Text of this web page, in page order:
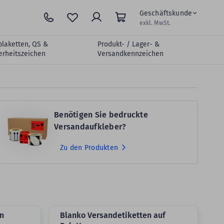
Geschäftskunde
exkl. MwSt.
QS &
Produkt- / Lager- &
Versandkennzeichen
Benötigen Sie bedruckte
Versandaufkleber?
Zu den Produkten
Blanko Versandetiketten auf